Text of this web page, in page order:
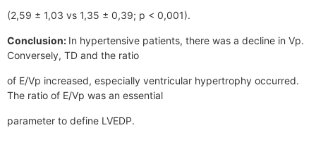
(2,59 ± 1,03 vs 1,35 ± 0,39; p < 0,001).
Conclusion: In hypertensive patients, there was a decline in Vp.
Conversely, TD and the ratio
of E/Vp increased, especially ventricular hypertrophy occurred.
The ratio of E/Vp was an essential
parameter to define LVEDP.